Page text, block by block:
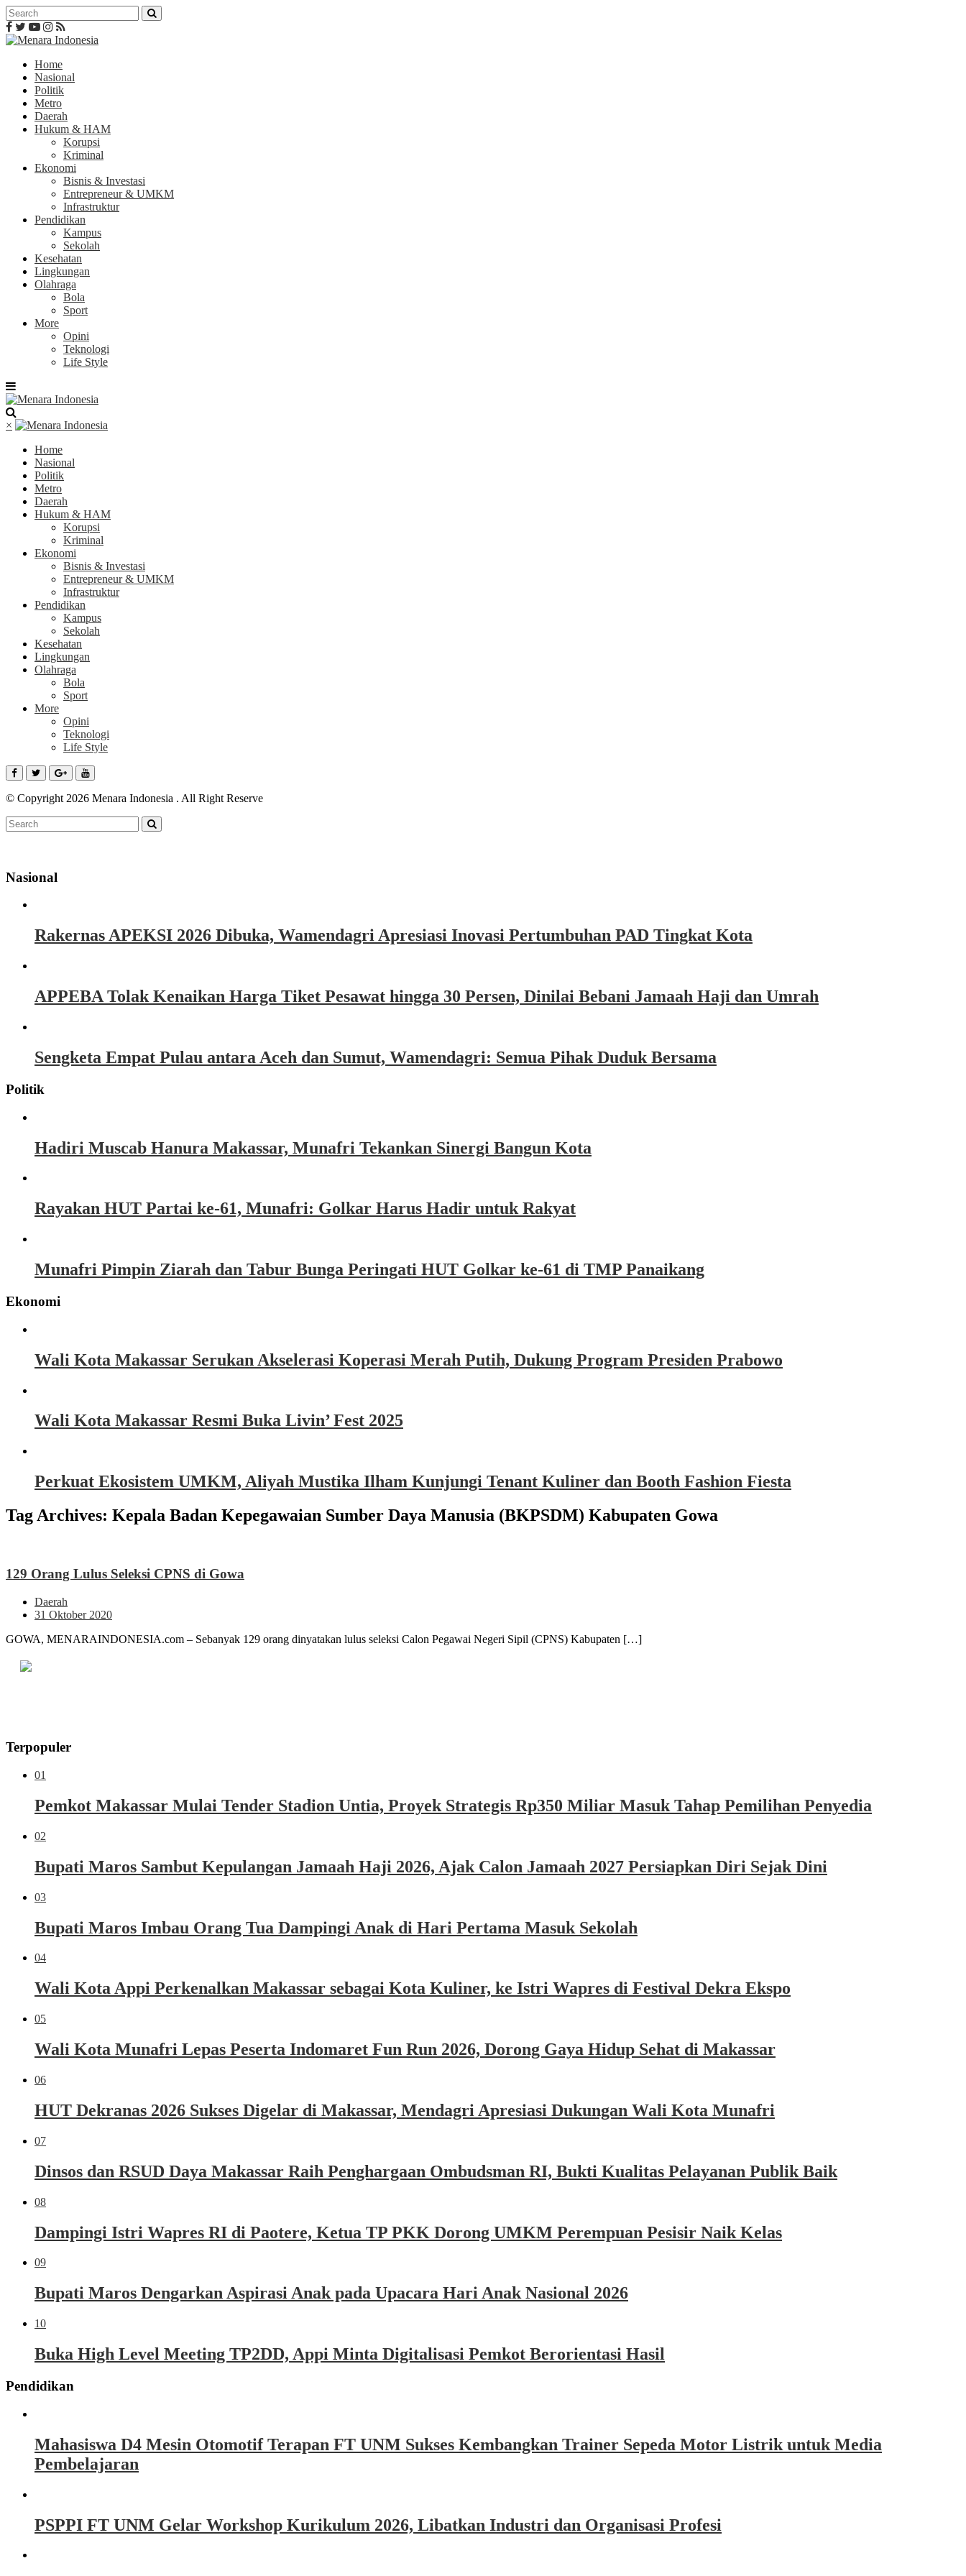
Home
Nasional
Politik
Metro
Daerah
Hukum & HAM
Korupsi
Kriminal
Ekonomi
Bisnis & Investasi
Entrepreneur & UMKM
Infrastruktur
Pendidikan
Kampus
Sekolah
Kesehatan
Lingkungan
Olahraga
Bola
Sport
More
Opini
Teknologi
Life Style
×
Home
Nasional
Politik
Metro
Daerah
Hukum & HAM
Korupsi
Kriminal
Ekonomi
Bisnis & Investasi
Entrepreneur & UMKM
Infrastruktur
Pendidikan
Kampus
Sekolah
Kesehatan
Lingkungan
Olahraga
Bola
Sport
More
Opini
Teknologi
Life Style
© Copyright 2026 Menara Indonesia . All Right Reserve
Nasional
Rakernas APEKSI 2026 Dibuka, Wamendagri Apresiasi Inovasi Pertumbuhan PAD Tingkat Kota
APPEBA Tolak Kenaikan Harga Tiket Pesawat hingga 30 Persen, Dinilai Bebani Jamaah Haji dan Umrah
Sengketa Empat Pulau antara Aceh dan Sumut, Wamendagri: Semua Pihak Duduk Bersama
Politik
Hadiri Muscab Hanura Makassar, Munafri Tekankan Sinergi Bangun Kota
Rayakan HUT Partai ke-61, Munafri: Golkar Harus Hadir untuk Rakyat
Munafri Pimpin Ziarah dan Tabur Bunga Peringati HUT Golkar ke-61 di TMP Panaikang
Ekonomi
Wali Kota Makassar Serukan Akselerasi Koperasi Merah Putih, Dukung Program Presiden Prabowo
Wali Kota Makassar Resmi Buka Livin’ Fest 2025
Perkuat Ekosistem UMKM, Aliyah Mustika Ilham Kunjungi Tenant Kuliner dan Booth Fashion Fiesta
Tag Archives: Kepala Badan Kepegawaian Sumber Daya Manusia (BKPSDM) Kabupaten Gowa
129 Orang Lulus Seleksi CPNS di Gowa
Daerah
31 Oktober 2020
GOWA, MENARAINDONESIA.com – Sebanyak 129 orang dinyatakan lulus seleksi Calon Pegawai Negeri Sipil (CPNS) Kabupaten […]
Terpopuler
01
Pemkot Makassar Mulai Tender Stadion Untia, Proyek Strategis Rp350 Miliar Masuk Tahap Pemilihan Penyedia
02
Bupati Maros Sambut Kepulangan Jamaah Haji 2026, Ajak Calon Jamaah 2027 Persiapkan Diri Sejak Dini
03
Bupati Maros Imbau Orang Tua Dampingi Anak di Hari Pertama Masuk Sekolah
04
Wali Kota Appi Perkenalkan Makassar sebagai Kota Kuliner, ke Istri Wapres di Festival Dekra Ekspo
05
Wali Kota Munafri Lepas Peserta Indomaret Fun Run 2026, Dorong Gaya Hidup Sehat di Makassar
06
HUT Dekranas 2026 Sukses Digelar di Makassar, Mendagri Apresiasi Dukungan Wali Kota Munafri
07
Dinsos dan RSUD Daya Makassar Raih Penghargaan Ombudsman RI, Bukti Kualitas Pelayanan Publik Baik
08
Dampingi Istri Wapres RI di Paotere, Ketua TP PKK Dorong UMKM Perempuan Pesisir Naik Kelas
09
Bupati Maros Dengarkan Aspirasi Anak pada Upacara Hari Anak Nasional 2026
10
Buka High Level Meeting TP2DD, Appi Minta Digitalisasi Pemkot Berorientasi Hasil
Pendidikan
Mahasiswa D4 Mesin Otomotif Terapan FT UNM Sukses Kembangkan Trainer Sepeda Motor Listrik untuk Media
Pembelajaran
PSPPI FT UNM Gelar Workshop Kurikulum 2026, Libatkan Industri dan Organisasi Profesi